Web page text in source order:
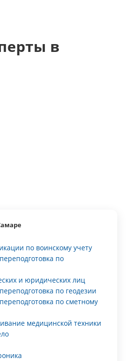
в
по воинскому учету
по
и юридических лиц
по геодезии
по сметному
медицинской техники